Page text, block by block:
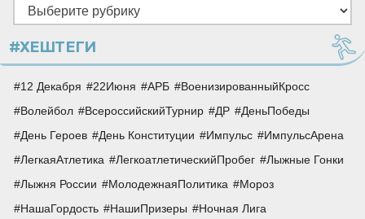
Рубрики
#ХЕШТЕГИ
12 Декабря 22Июня АРБ
ВоенизированныйКросс
Волейбол
ВсероссийскийТурнир ДР
ДеньПобеды
День Героев
День Конституции Импульс
ИмпульсАрена
ЛегкаяАтлетика
ЛегкоатлетическийПробег
Лыжные Гонки
Лыжня России
МолодежнаяПолитика
Мороз
НашаГордость
НашиПризеры
Ночная Лига